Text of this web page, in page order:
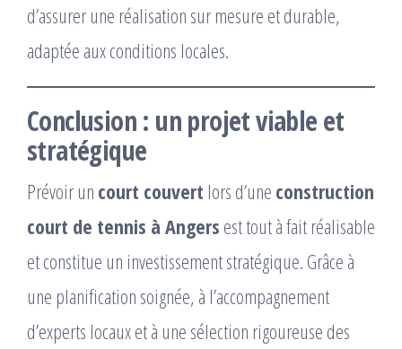
d’assurer une réalisation sur mesure et durable,
adaptée aux conditions locales.
Conclusion : un projet viable et
stratégique
Prévoir un court couvert lors d’une construction
court de tennis à Angers est tout à fait réalisable
et constitue un investissement stratégique. Grâce à
une planification soignée, à l’accompagnement
d’experts locaux et à une sélection rigoureuse des